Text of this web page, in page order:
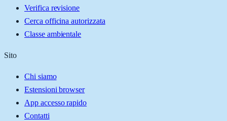
Verifica revisione
Cerca officina autorizzata
Classe ambientale
Sito
Chi siamo
Estensioni browser
App accesso rapido
Contatti